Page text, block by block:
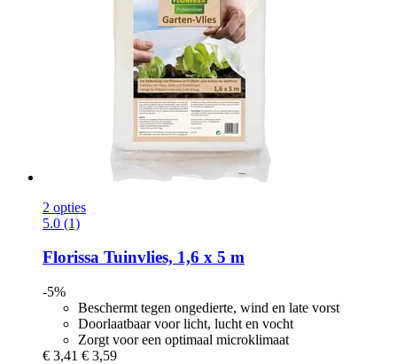
2 opties
5.0 (1)
Florissa Tuinvlies, 1,6 x 5 m
-5%
Beschermt tegen ongedierte, wind en late vorst
Doorlaatbaar voor licht, lucht en vocht
Zorgt voor een optimaal microklimaat
€ 3,41 € 3,59